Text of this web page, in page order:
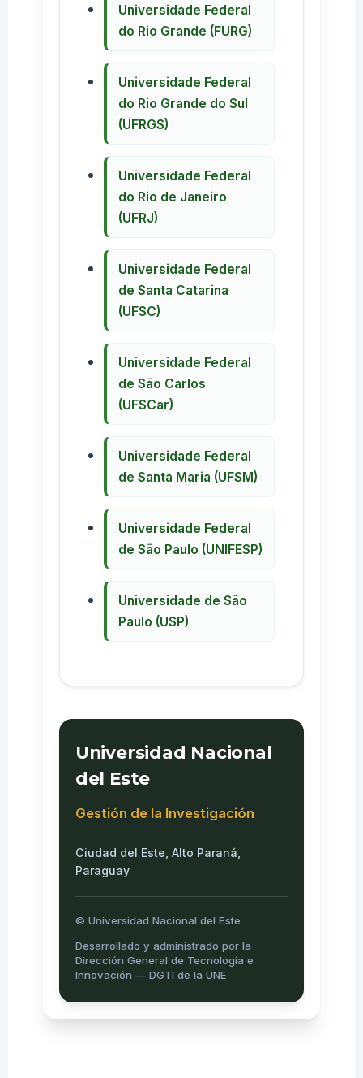
Universidade Federal
do Rio Grande (FURG)
Universidade Federal
do Rio Grande do Sul
(UFRGS)
Universidade Federal
do Rio de Janeiro
(UFRJ)
Universidade Federal
de Santa Catarina
(UFSC)
Universidade Federal
de São Carlos
(UFSCar)
Universidade Federal
de Santa Maria (UFSM)
Universidade Federal
de São Paulo (UNIFESP)
Universidade de São
Paulo (USP)
Universidad Nacional
del Este
Gestión de la Investigación
Ciudad del Este, Alto Paraná,
Paraguay
© Universidad Nacional del Este
Desarrollado y administrado por la
Dirección General de Tecnología e
Innovación — DGTI de la UNE